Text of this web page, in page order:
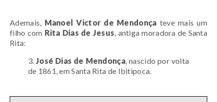
Ademais, Manoel Victor de Mendonça teve mais um
filho com Rita Dias de Jesus , antiga moradora de Santa
Rita:
3. José Dias de Mendonça , nascido por volta
de 1861, em Santa Rita de Ibitipoca.